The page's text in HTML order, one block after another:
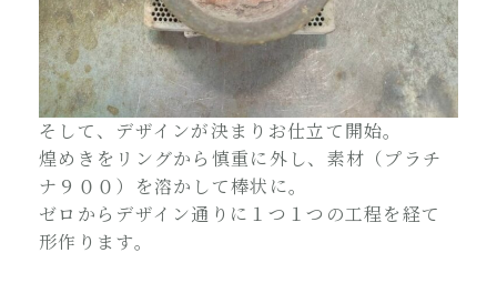
そして、デザインが決まりお仕立て開始。
煌めきをリングから慎重に外し、素材（プラチ
ナ９００）を溶かして棒状に。
ゼロからデザイン通りに１つ１つの工程を経て
形作ります。